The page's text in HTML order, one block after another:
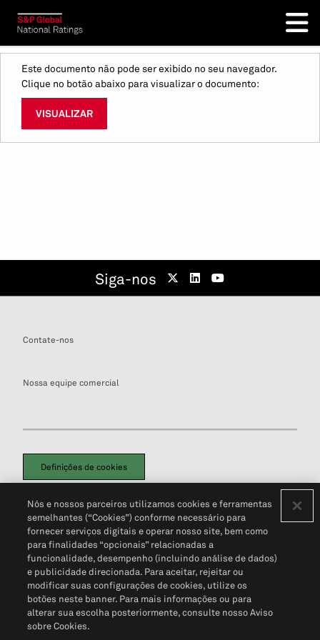
Este documento não pode ser exibido no seu navegador.
Clique no botão abaixo para visualizar o documento:
VISUALIZAR
Siga-nos
Contate-nos
Nossa equipe comercial
Definições de cookies
Política de PrivacidadePortal de privacidade do cliente (em inglês)
Não Venda Minhas Informações Pessoais© 2026 S&P Global
Nós e nossos parceiros utilizamos cookies e ferramentas
semelhantes (“Cookies”) conforme necessário para
fornecer serviços digitais e operar nosso site, bem como
para finalidades “opcionais” relacionadas a
funcionalidade, desempenho (incluindo análise de dados)
e publicidade direcionada. Para aceitar, rejeitar ou
modificar suas configurações de cookies, utilize os
botões neste banner. Para mais informações ou para
alterar sua escolha posteriormente, consulte nosso Aviso
sobre Cookies.